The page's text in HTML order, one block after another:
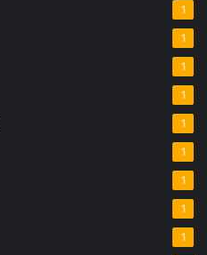
1
1
1
1
1
1
1
1
1